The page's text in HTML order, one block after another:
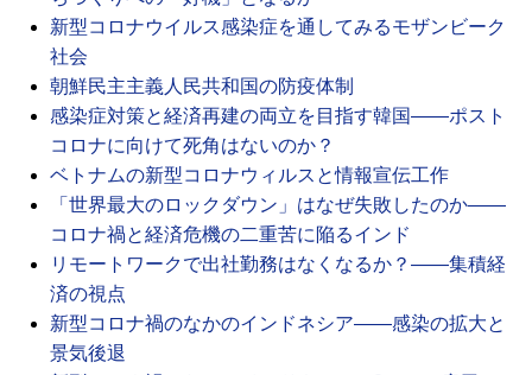
新型コロナウイルス感染症を通してみるモザンビーク
社会
朝鮮民主主義人民共和国の防疫体制
感染症対策と経済再建の両立を目指す韓国――ポスト
コロナに向けて死角はないのか？
ベトナムの新型コロナウィルスと情報宣伝工作
「世界最大のロックダウン」はなぜ失敗したのか――
コロナ禍と経済危機の二重苦に陥るインド
リモートワークで出社勤務はなくなるか？――集積経
済の視点
新型コロナ禍のなかのインドネシア――感染の拡大と
景気後退